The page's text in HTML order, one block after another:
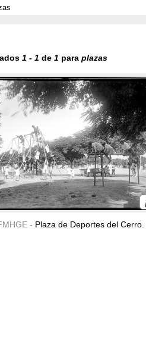
1 - 1 de 1 para plazas
- Plaza de Deportes del Cerro.